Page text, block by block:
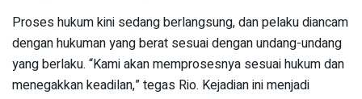
Proses hukum kini sedang berlangsung, dan pelaku diancam
dengan hukuman yang berat sesuai dengan undang-undang
yang berlaku. “Kami akan memprosesnya sesuai hukum dan
menegakkan keadilan,” tegas Rio. Kejadian ini menjadi